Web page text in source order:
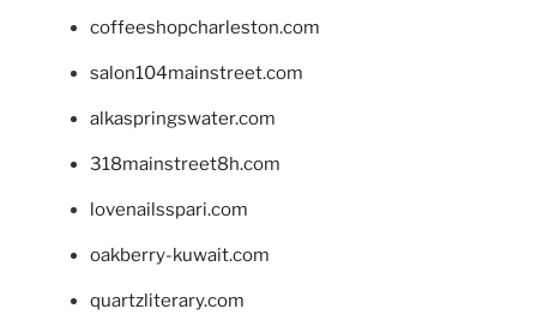
coffeeshopcharleston.com
salon104mainstreet.com
alkaspringswater.com
318mainstreet8h.com
lovenailsspari.com
oakberry-kuwait.com
quartzliterary.com